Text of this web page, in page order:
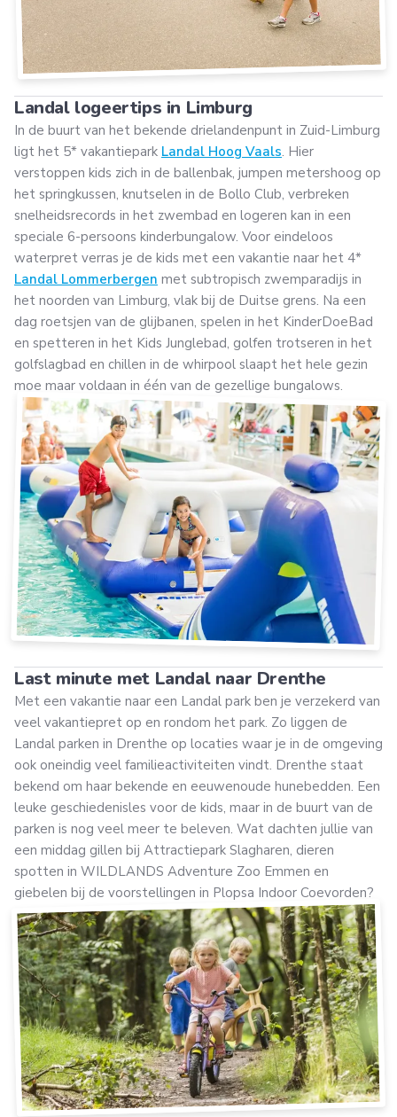
Landal logeertips in Limburg
In de buurt van het bekende drielandenpunt in Zuid-Limburg
ligt het 5* vakantiepark Landal Hoog Vaals. Hier
verstoppen kids zich in de ballenbak, jumpen metershoog op
het springkussen, knutselen in de Bollo Club, verbreken
snelheidsrecords in het zwembad en logeren kan in een
speciale 6-persoons kinderbungalow. Voor eindeloos
waterpret verras je de kids met een vakantie naar het 4*
Landal Lommerbergen met subtropisch zwemparadijs in
het noorden van Limburg, vlak bij de Duitse grens. Na een
dag roetsjen van de glijbanen, spelen in het KinderDoeBad
en spetteren in het Kids Junglebad, golfen trotseren in het
golfslagbad en chillen in de whirpool slaapt het hele gezin
moe maar voldaan in één van de gezellige bungalows.
Last minute met Landal naar Drenthe
Met een vakantie naar een Landal park ben je verzekerd van
veel vakantiepret op en rondom het park. Zo liggen de
Landal parken in Drenthe op locaties waar je in de omgeving
ook oneindig veel familieactiviteiten vindt. Drenthe staat
bekend om haar bekende en eeuwenoude hunebedden. Een
leuke geschiedenisles voor de kids, maar in de buurt van de
parken is nog veel meer te beleven. Wat dachten jullie van
een middag gillen bij Attractiepark Slagharen, dieren
spotten in WILDLANDS Adventure Zoo Emmen en
giebelen bij de voorstellingen in Plopsa Indoor Coevorden?